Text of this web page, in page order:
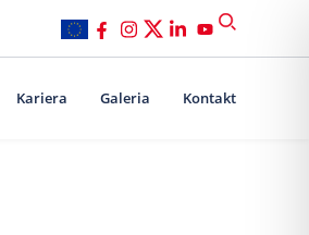
Kariera Galeria Kontakt